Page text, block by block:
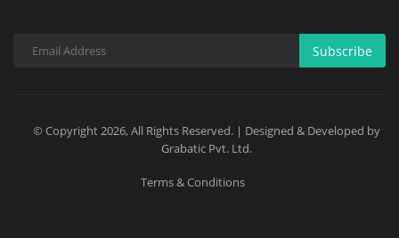
Subscribe
© Copyright 2026, All Rights Reserved. | Designed & Developed by
Grabatic Pvt. Ltd.
Terms & Conditions